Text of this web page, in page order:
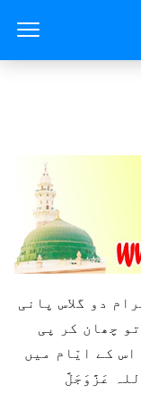
گُڑ اور گاجر کے بیج15گرام دو گلاس پانی
چھان کر پی
کے ایّام میں
عَزَّوَجَلَّ